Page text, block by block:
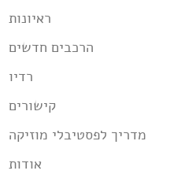
ראיונות
הרכבים חדשים
רדיו
קישורים
מדריך לפסטיבלי מוזיקה
אודות